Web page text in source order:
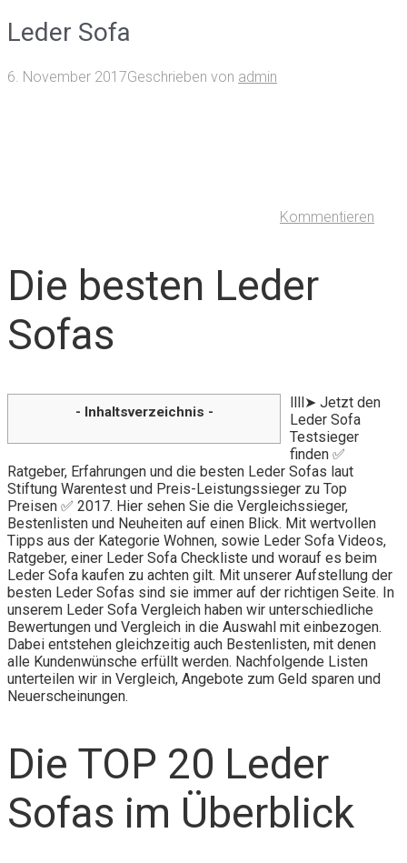
Leder Sofa
6. November 2017Geschrieben von admin
Kommentieren
Die besten Leder
Sofas
- Inhaltsverzeichnis -
llll➤ Jetzt den
Leder Sofa
Testsieger
finden ✅
Ratgeber, Erfahrungen und die besten Leder Sofas laut
Stiftung Warentest und Preis-Leistungssieger zu Top
Preisen ✅ 2017. Hier sehen Sie die Vergleichssieger,
Bestenlisten und Neuheiten auf einen Blick. Mit wertvollen
Tipps aus der Kategorie Wohnen, sowie Leder Sofa Videos,
Ratgeber, einer Leder Sofa Checkliste und worauf es beim
Leder Sofa kaufen zu achten gilt. Mit unserer Aufstellung der
besten Leder Sofas sind sie immer auf der richtigen Seite. In
unserem Leder Sofa Vergleich haben wir unterschiedliche
Bewertungen und Vergleich in die Auswahl mit einbezogen.
Dabei entstehen gleichzeitig auch Bestenlisten, mit denen
alle Kundenwünsche erfüllt werden. Nachfolgende Listen
unterteilen wir in Vergleich, Angebote zum Geld sparen und
Neuerscheinungen.
Die TOP 20 Leder
Sofas im Überblick